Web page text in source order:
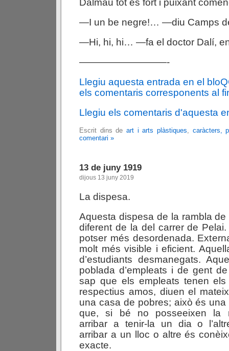
Dalmau tot és fort i puixant
—I un be negre!… —diu Camps
—Hi, hi, hi… —fa el doctor Dalí,
—————————-
Llegiu aquesta entrada en el
els comentaris corresponents al
Llegiu els comentaris d'aquesta
Escrit dins de art i arts plàstiques, caràcters,
comentari »
13 de juny 1919
dijous 13 juny 2019
La dispesa.
Aquesta dispesa de la rambla
diferent de la del carrer de
potser més desordenada.
molt més visible i eficient.
d’estudiants desmanegats.
poblada d’empleats i de gent
sap que els empleats tenen
respectius amos, diuen el
una casa de pobres; això és
que, si bé no posseeixen la
arribar a tenir-la un dia o
arribar a un lloc o altre és
exacte.